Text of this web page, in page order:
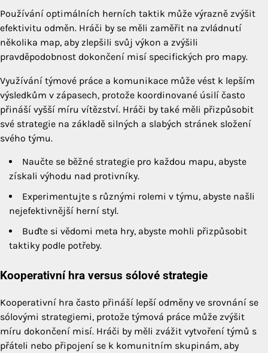
Používání optimálních herních taktik může výrazně zvýšit
efektivitu odměn. Hráči by se měli zaměřit na zvládnutí
několika map, aby zlepšili svůj výkon a zvýšili
pravděpodobnost dokončení misí specifických pro mapy.
Využívání týmové práce a komunikace může vést k lepším
výsledkům v zápasech, protože koordinované úsilí často
přináší vyšší míru vítězství. Hráči by také měli přizpůsobit
své strategie na základě silných a slabých stránek složení
svého týmu.
Naučte se běžné strategie pro každou mapu, abyste
získali výhodu nad protivníky.
Experimentujte s různými rolemi v týmu, abyste našli
nejefektivnější herní styl.
Buďte si vědomi meta hry, abyste mohli přizpůsobit
taktiky podle potřeby.
Kooperativní hra versus sólové strategie
Kooperativní hra často přináší lepší odměny ve srovnání se
sólovými strategiemi, protože týmová práce může zvýšit
míru dokončení misí. Hráči by měli zvážit vytvoření týmů s
přáteli nebo připojení se k komunitním skupinám, aby